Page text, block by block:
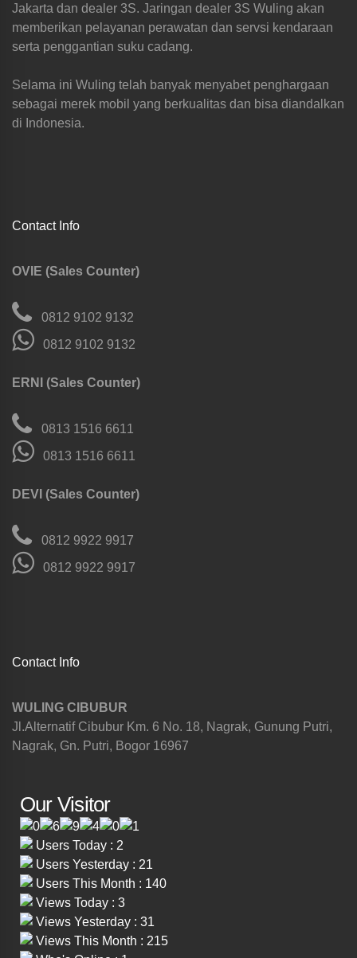
Jakarta dan dealer 3S. Jaringan dealer 3S Wuling akan
memberikan pelayanan perawatan dan servsi kendaraan
serta penggantian suku cadang.
Selama ini Wuling telah banyak menyabet penghargaan
sebagai merek mobil yang berkualitas dan bisa diandalkan
di Indonesia.
Contact Info
OVIE (Sales Counter)
0812 9102 9132
0812 9102 9132
ERNI (Sales Counter)
0813 1516 6611
0813 1516 6611
DEVI (Sales Counter)
0812 9922 9917
0812 9922 9917
Contact Info
WULING CIBUBUR
Jl.Alternatif Cibubur Km. 6 No. 18, Nagrak, Gunung Putri,
Nagrak, Gn. Putri, Bogor 16967
Our Visitor
Users Today : 2
Users Yesterday : 21
Users This Month : 140
Views Today : 3
Views Yesterday : 31
Views This Month : 215